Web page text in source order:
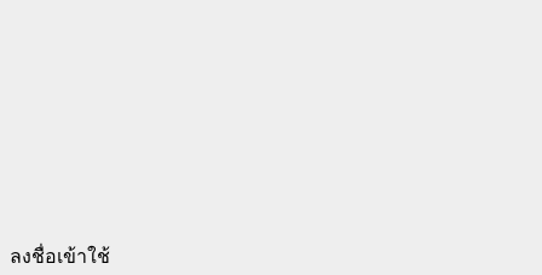
ลงชื่อเข้าใช้